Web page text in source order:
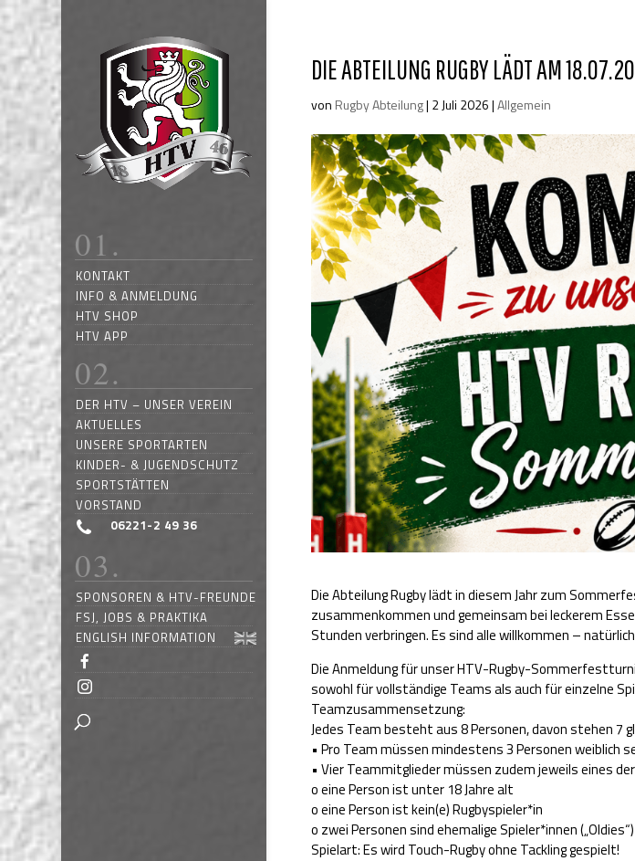
KONTAKT
INFO & ANMELDUNG
HTV SHOP
HTV APP
DER HTV – UNSER VEREIN
AKTUELLES
UNSERE SPORTARTEN
KINDER- & JUGENDSCHUTZ
SPORTSTÄTTEN
VORSTAND
06221-2 49 36
SPONSOREN & HTV-FREUNDE
FSJ, JOBS & PRAKTIKA
ENGLISH INFORMATION
DIE ABTEILUNG RUGBY LÄDT AM
von Rugby Abteilung| 2 Juli 2026|Allgemein
Die Abteilung Rugby lädt in diesem Jahr zum
zusammenkommen und gemeinsam bei leckerem
Stunden verbringen. Es sind alle willkommen –
Die Anmeldung für unser HTV-Rugby-
sowohl für vollständige Teams als auch für einzelne
Teamzusammensetzung:
Jedes Team besteht aus 8 Personen, davon stehen 7
• Pro Team müssen mindestens 3 Personen weiblich
• Vier Teammitglieder müssen zudem jeweils eines
o eine Person ist unter 18 Jahre alt
o eine Person ist kein(e) Rugbyspieler*in
o zwei Personen sind ehemalige Spieler*innen („Oldies“)
Spielart: Es wird Touch-Rugby ohne Tackling gespielt!